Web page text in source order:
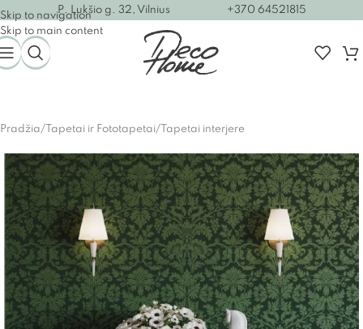
Skip to navigation
Skip to main content
P. Lukšio g. 32, Vilnius +370 64521815
Pradžia/ Tapetai ir Fototapetai/ Tapetai interjere